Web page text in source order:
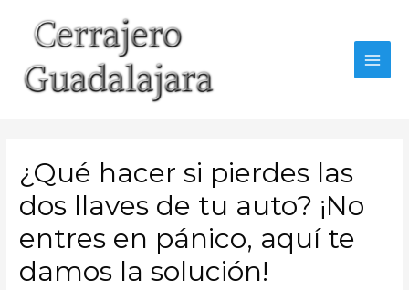
contenido
¿Qué hacer si pierdes las
dos llaves de tu auto? ¡No
entres en pánico, aquí te
damos la solución!